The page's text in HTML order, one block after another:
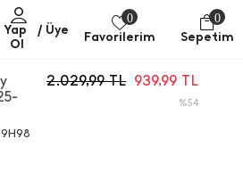
/ Üye
Ol
0
Favorilerim
0
Sepetim
2.029,99TL 939,99 TL
%54